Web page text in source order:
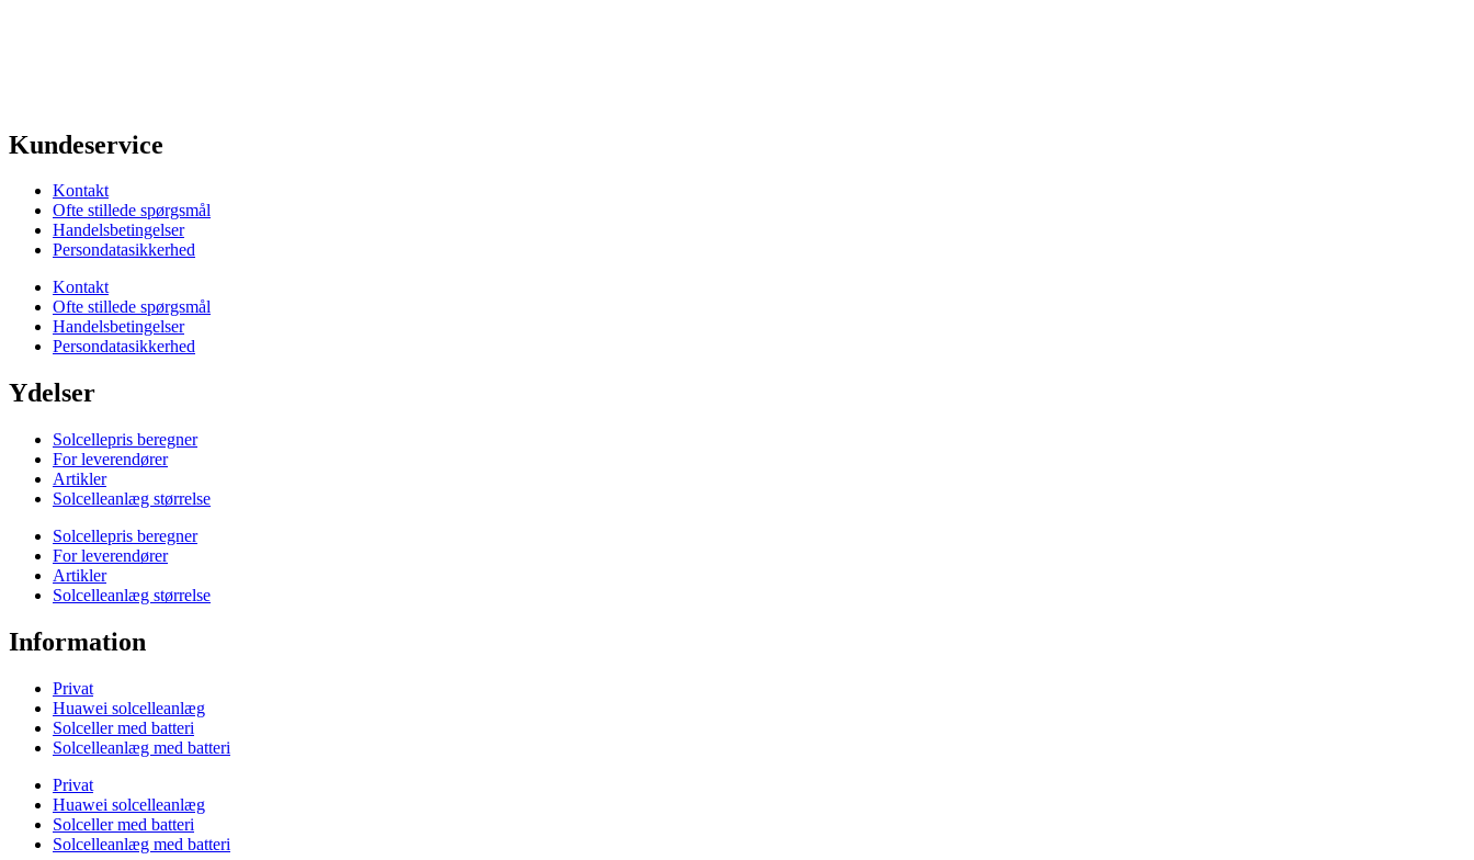
Kundeservice
Kontakt
Ofte stillede spørgsmål
Handelsbetingelser
Persondatasikkerhed
Kontakt
Ofte stillede spørgsmål
Handelsbetingelser
Persondatasikkerhed
Ydelser
Solcellepris beregner
For leverendører
Artikler
Solcelleanlæg størrelse
Solcellepris beregner
For leverendører
Artikler
Solcelleanlæg størrelse
Information
Privat
Huawei solcelleanlæg
Solceller med batteri
Solcelleanlæg med batteri
Privat
Huawei solcelleanlæg
Solceller med batteri
Solcelleanlæg med batteri